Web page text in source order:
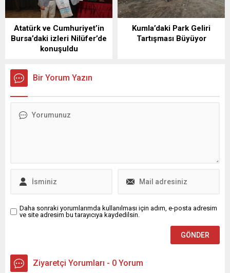
Atatürk ve Cumhuriyet’in
Bursa’daki izleri Nilüfer’de
konuşuldu
Kumla’daki Park Geliri
Tartışması Büyüyor
Bir Yorum Yazın
Daha sonraki yorumlarımda kullanılması için adım, e-posta adresim
ve site adresim bu tarayıcıya kaydedilsin.
Ziyaretçi Yorumları - 0 Yorum